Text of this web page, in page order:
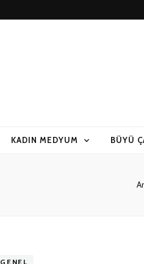
KADIN MEDYUM BÜYÜ
GENEL